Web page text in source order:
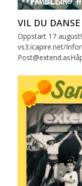
VIL DU
Oppstart 17
vs3.icapire.net/